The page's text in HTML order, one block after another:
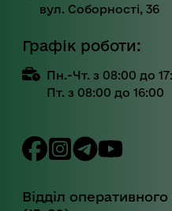
вул. Соборності, 36
Графік роботи:
Пн.-Чт. з 08:00 до
Пт. з 08:00 до 16:00
Відділ